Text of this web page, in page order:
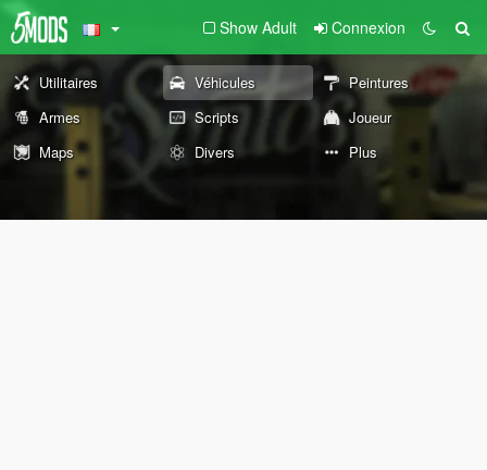
Show Adult Connexion
Utilitaires Véhicules
Peintures
Armes
Scripts
Joueur
Maps
Divers Plus